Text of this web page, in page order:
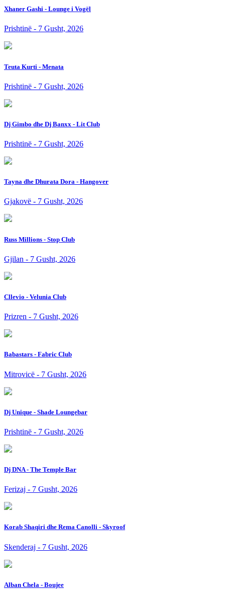
Xhaner Gashi - Lounge i Vogël
Prishtinë - 7 Gusht, 2026
Teuta Kurti - Menata
Prishtinë - 7 Gusht, 2026
Dj Gimbo dhe Dj Banxx - Lit Club
Prishtinë - 7 Gusht, 2026
Tayna dhe Dhurata Dora - Hangover
Gjakovë - 7 Gusht, 2026
Russ Millions - Stop Club
Gjilan - 7 Gusht, 2026
Cllevio - Velunia Club
Prizren - 7 Gusht, 2026
Babastars - Fabric Club
Mitrovicë - 7 Gusht, 2026
Dj Unique - Shade Loungebar
Prishtinë - 7 Gusht, 2026
Dj DNA - The Temple Bar
Ferizaj - 7 Gusht, 2026
Korab Shaqiri dhe Rema Canolli - Skyroof
Skenderaj - 7 Gusht, 2026
Alban Chela - Boujee